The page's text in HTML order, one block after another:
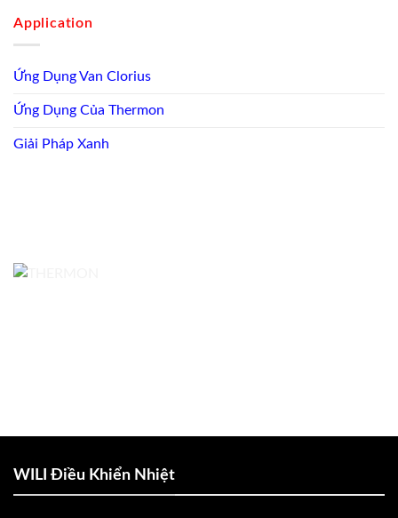
Application
Ứng Dụng Van Clorius
Ứng Dụng Của Thermon
Giải Pháp Xanh
WILI Điều Khiển Nhiệt